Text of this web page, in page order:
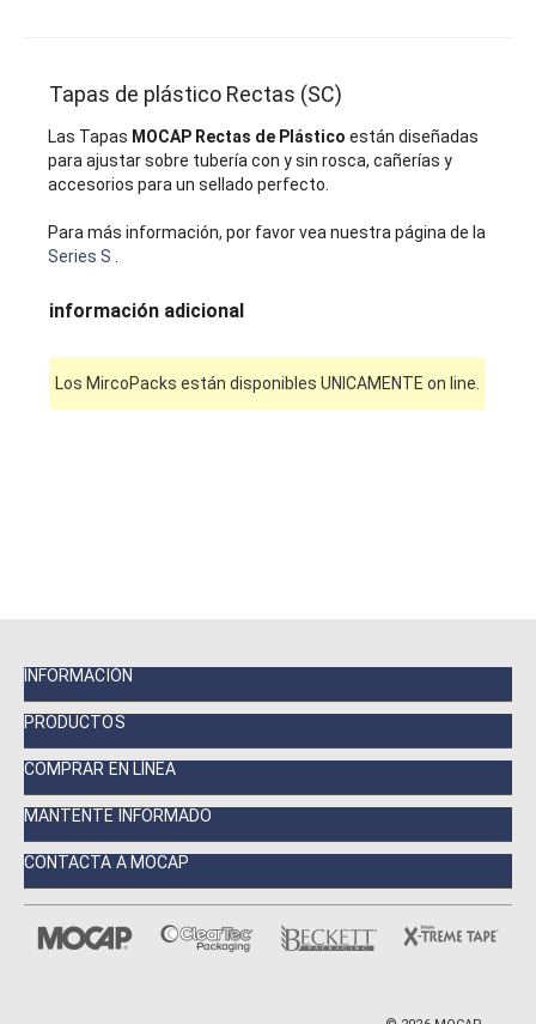
Tapas de plástico Rectas (SC)
Las Tapas MOCAP Rectas de Plástico están diseñadas
para ajustar sobre tubería con y sin rosca, cañerías y
accesorios para un sellado perfecto.
Para más información, por favor vea nuestra página de la
Series S
información adicional
Los MircoPacks están disponibles UNICAMENTE on line.
INFORMACIÓN
PRODUCTOS
COMPRAR EN LÍNEA
MANTENTE INFORMADO
CONTACTA A MOCAP